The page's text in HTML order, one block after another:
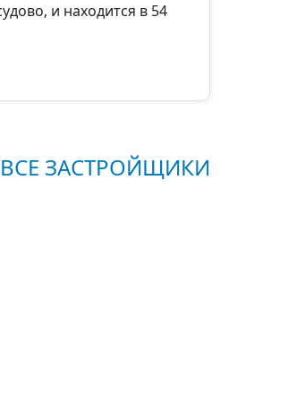
и находится в 54
ВСЕ ЗАСТРОЙЩИКИ